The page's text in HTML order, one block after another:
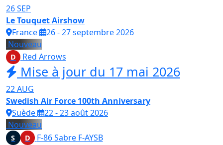
26SEP
Le Touquet Airshow
France
26 - 27 septembre 2026
Nouveau
D Red Arrows
Mise à jour du 17 mai 2026
22AUG
Swedish Air Force 100th Anniversary
Suède
22 - 23 août 2026
Nouveau
S D F-86 Sabre F-AYSB